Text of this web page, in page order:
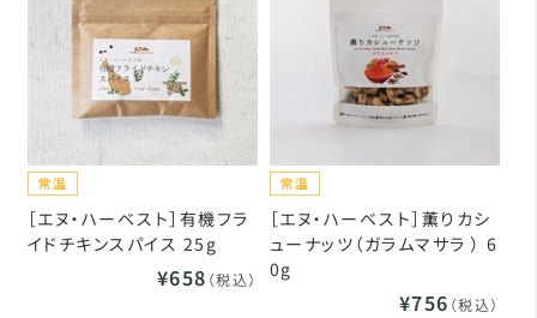
［エヌ・ハーベスト］有機フラ
イドチキンスパイス 25g
¥658 （税込）
［エヌ・ハーベスト］薫りカシ
ューナッツ（ガラムマサラ ） 6
0g
¥756 （税込）